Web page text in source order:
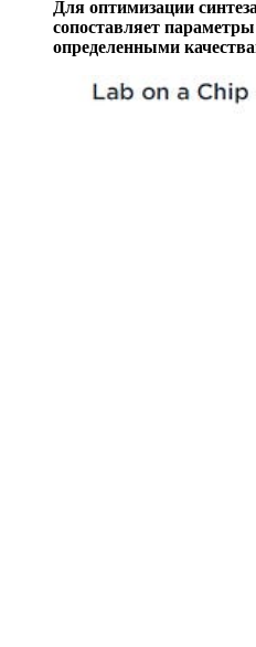
Для оптимизации
сопоставляет
определенными